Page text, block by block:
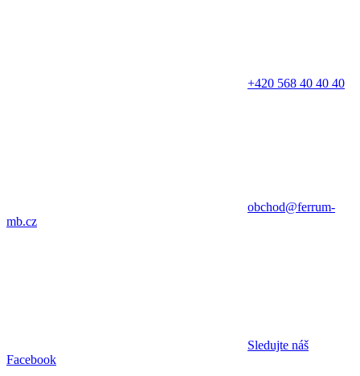
+420 568 40 40 40
obchod@ferrum-
mb.cz
Sledujte náš
Facebook